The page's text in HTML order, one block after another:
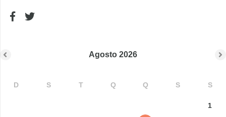
Agosto 2026
D S T Q Q S S
1